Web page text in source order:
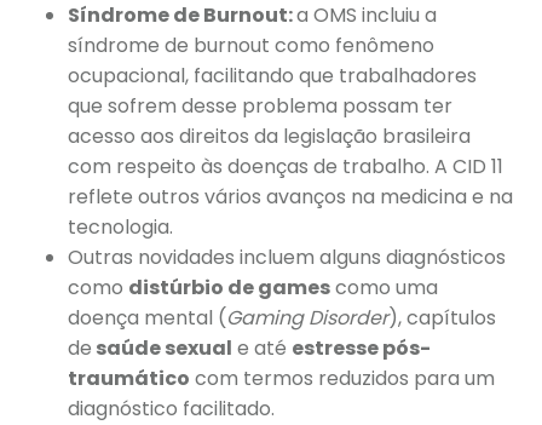
Síndrome de Burnout:a OMS incluiu a
síndrome de burnout como fenômeno
ocupacional, facilitando que trabalhadores
que sofrem desse problema possam ter
acesso aos direitos da legislação brasileira
com respeito às doenças de trabalho. A CID 11
reflete outros vários avanços na medicina e na
tecnologia.
Outras novidades incluem alguns diagnósticos
como distúrbio de gamescomo uma
doença mental (Gaming Disorder), capítulos
de saúde sexual e até estresse pós-
traumático com termos reduzidos para um
diagnóstico facilitado.